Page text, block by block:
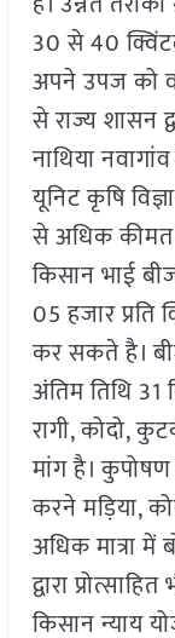
30 से 40
अपने उपज को
से राज्य शासन
नाथिया
यूनिट कृषि
से अधिक कीमत
किसान भाई
05 हजार प्रति
कर सकते है।
अंतिम तिथि 31
रागी, कोदो,
मांग है।
करने मड़िया,
अधिक मात्रा में
द्वारा
किसान न्याय